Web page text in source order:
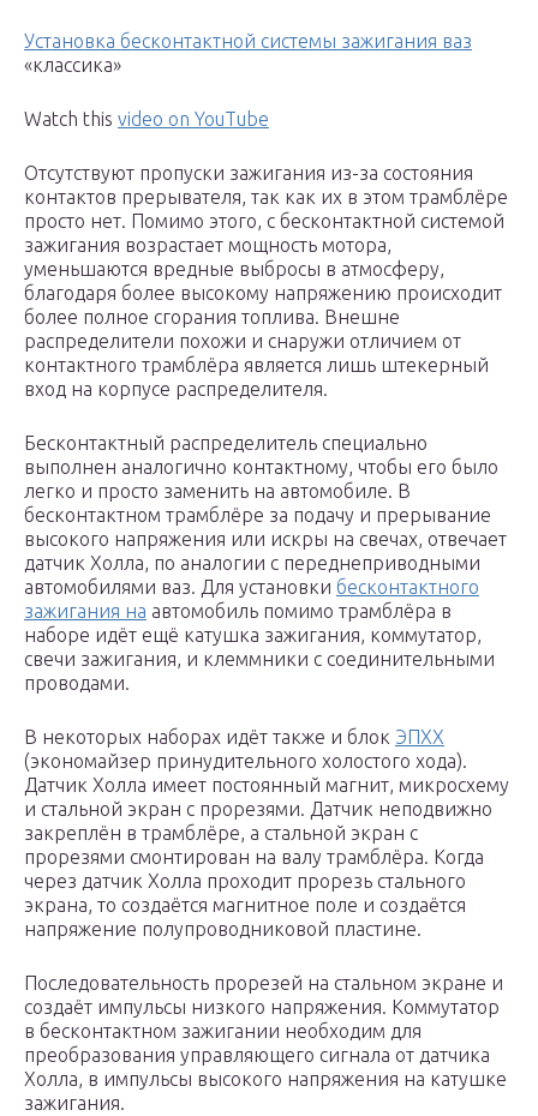
Установка бесконтактной системы зажигания ваз
«классика»
Watch this video on YouTube
Отсутствуют пропуски зажигания из-за состояния
контактов прерывателя, так как их в этом трамблёре
просто нет. Помимо этого, с бесконтактной системой
зажигания возрастает мощность мотора,
уменьшаются вредные выбросы в атмосферу,
благодаря более высокому напряжению происходит
более полное сгорания топлива. Внешне
распределители похожи и снаружи отличием от
контактного трамблёра является лишь штекерный
вход на корпусе распределителя.
Бесконтактный распределитель специально
выполнен аналогично контактному, чтобы его было
легко и просто заменить на автомобиле. В
бесконтактном трамблёре за подачу и прерывание
высокого напряжения или искры на свечах, отвечает
датчик Холла, по аналогии с переднеприводными
автомобилями ваз. Для установки бесконтактного
зажигания на автомобиль помимо трамблёра в
наборе идёт ещё катушка зажигания, коммутатор,
свечи зажигания, и клеммники с соединительными
проводами.
В некоторых наборах идёт также и блок ЭПХХ
(экономайзер принудительного холостого хода).
Датчик Холла имеет постоянный магнит, микросхему
и стальной экран с прорезями. Датчик неподвижно
закреплён в трамблёре, а стальной экран с
прорезями смонтирован на валу трамблёра. Когда
через датчик Холла проходит прорезь стального
экрана, то создаётся магнитное поле и создаётся
напряжение полупроводниковой пластине.
Последовательность прорезей на стальном экране и
создаёт импульсы низкого напряжения. Коммутатор
в бесконтактном зажигании необходим для
преобразования управляющего сигнала от датчика
Холла, в импульсы высокого напряжения на катушке
зажигания.